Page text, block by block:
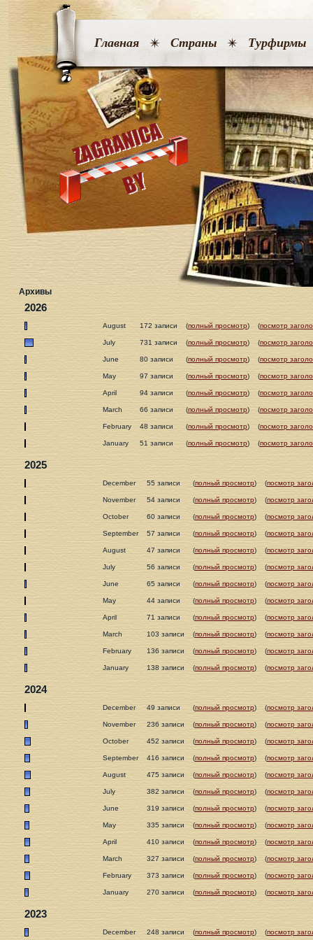
Главная Страны Турфирмы
Архивы
2026
August 172 записи (полный просмотр) (посмотр
July 731 записи (полный просмотр) (посмотр
June 80 записи (полный просмотр) (посмотр
May 97 записи (полный просмотр) (посмотр
April 94 записи (полный просмотр) (посмотр
March 66 записи (полный просмотр) (посмотр
February 48 записи (полный просмотр) (посмотр
January 51 записи (полный просмотр) (посмотр
2025
December 55 записи (полный просмотр) (посмотр
November 54 записи (полный просмотр) (посмотр
October 60 записи (полный просмотр) (посмотр
September 57 записи (полный просмотр) (посмотр
August 47 записи (полный просмотр) (посмотр
July 56 записи (полный просмотр) (посмотр
June 65 записи (полный просмотр) (посмотр
May 44 записи (полный просмотр) (посмотр
April 71 записи (полный просмотр) (посмотр
March 103 записи (полный просмотр) (посмотр
February 136 записи (полный просмотр) (посмотр
January 138 записи (полный просмотр) (посмотр
2024
December 49 записи (полный просмотр) (посмотр
November 236 записи (полный просмотр) (посмотр
October 452 записи (полный просмотр) (посмотр
September 416 записи (полный просмотр) (посмотр
August 475 записи (полный просмотр) (посмотр
July 382 записи (полный просмотр) (посмотр
June 319 записи (полный просмотр) (посмотр
May 335 записи (полный просмотр) (посмотр
April 410 записи (полный просмотр) (посмотр
March 327 записи (полный просмотр) (посмотр
February 373 записи (полный просмотр) (посмотр
January 270 записи (полный просмотр) (посмотр
2023
December 248 записи (полный просмотр) (посмотр